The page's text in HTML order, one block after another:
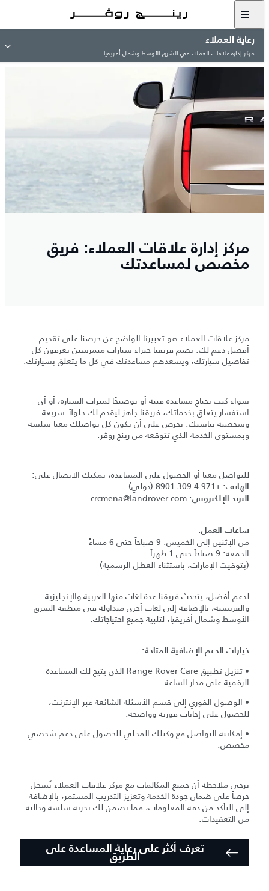
رعاية العملاء
مركز إدارة علاقات العملاء في الشرق الأوسط وشمال أفريقيا
مركز إدارة علاقات العملاء: فريق
مخصص لمساعدتك
مركز علاقات العملاء هو تعبيرنا الواضح عن حرصنا على تقديم
أفضل دعم لك. يضم فريقنا خبراء سيارات متمرسين يعرفون كل
تفاصيل سيارتك، ويسعدهم مساعدتك في كل ما يتعلق بسيارتك.
سواء كنت تحتاج مساعدة فنية أو توضيحًا لميزات السيارة، أو أي
استفسار يتعلق بخدماتك، فريقنا جاهز ليقدم لك حلولاً سريعة
وشخصية تناسبك. نحرص على أن تكون كل تواصلك معنا سلسة
وبمستوى الخدمة الذي تتوقعه من رينج روڤر.
للتواصل معنا أو الحصول على المساعدة، يمكنك الاتصال على:
الهاتف:
+971 4 309 8901 (دولي)
البريد الإلكتروني:
crcmena@landrover.com
ساعات العمل:
من الإثنين إلى الخميس: 9 صباحاً حتى 6 مساءً
الجمعة: 9 صباحاً حتى 1 ظهراً
(بتوقيت الإمارات، باستثناء العطل الرسمية)
لدعم أفضل، يتحدث فريقنا عدة لغات منها العربية والإنجليزية
والفرنسية، بالإضافة إلى لغات أخرى متداولة في منطقة الشرق
الأوسط وشمال أفريقيا، لتلبية جميع احتياجاتك.
خيارات الدعم الإضافية المتاحة:
• تنزيل تطبيق Range Rover Care الذي يتيح لك المساعدة
الرقمية على مدار الساعة.
• الوصول الفوري إلى قسم الأسئلة الشائعة عبر الإنترنت،
للحصول على إجابات فورية وواضحة.
• إمكانية التواصل مع وكيلك المحلي للحصول على دعم شخصي
مخصص.
يرجى ملاحظة أن جميع المكالمات مع مركز علاقات العملاء تُسجل
حرصاً على ضمان جودة الخدمة وتعزيز التدريب المستمر، بالإضافة
إلى التأكد من دقة المعلومات، مما يضمن لك تجربة سلسة وخالية
من التعقيدات.
تعرف أكثر على رعاية المساعدة على
الطريق